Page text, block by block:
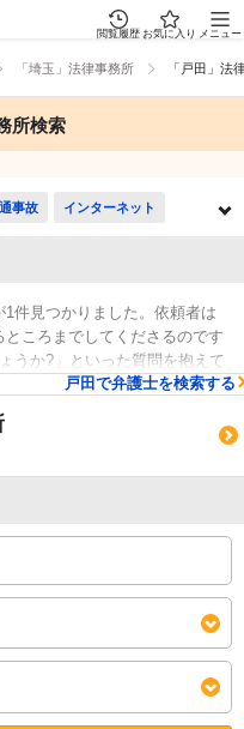
閲覧履歴 お気に入り メニュー
「埼玉」法律事務所 「戸田」法
所検索
事故 インターネット
件見つかりました。依頼者は
ところまでしてくださるのです
うか?」といった質問を抱えて
無料で対応している法律事務所
ります。そのため、例えば
はほとんどチェックしたけ
較したい」などの要望にも応
登録する法律事務所から、事
て、希望に適した法律事務所
戸田で弁護士を検索する